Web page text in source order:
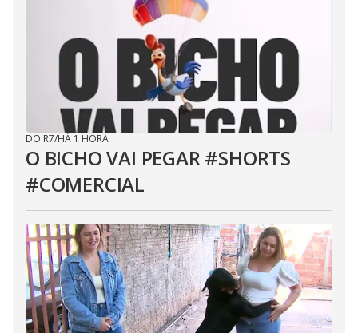
DO R7/HÁ 1 HORA
O BICHO VAI PEGAR #SHORTS
#COMERCIAL